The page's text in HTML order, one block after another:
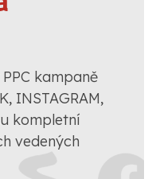
kampaně
INSTAGRAM,
kompletní
vedených